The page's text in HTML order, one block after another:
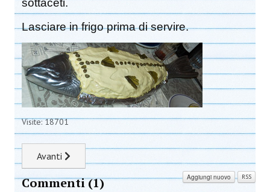
sottaceti.
Lasciare in frigo prima di servire.
Visite: 18701
Articolo successivo: Torta salata al salmone
Avanti
Commenti (1) Aggiungi nuovo RSS